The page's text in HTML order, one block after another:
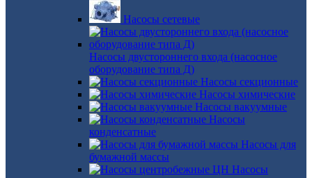
Насосы сетевые
Насосы двустороннего входа (насосное
оборудование типа Д)
Насосы секционные
Насосы химические
Насосы вакуумные
Насосы
конденсатные
Насосы для
бумажной массы
Насосы